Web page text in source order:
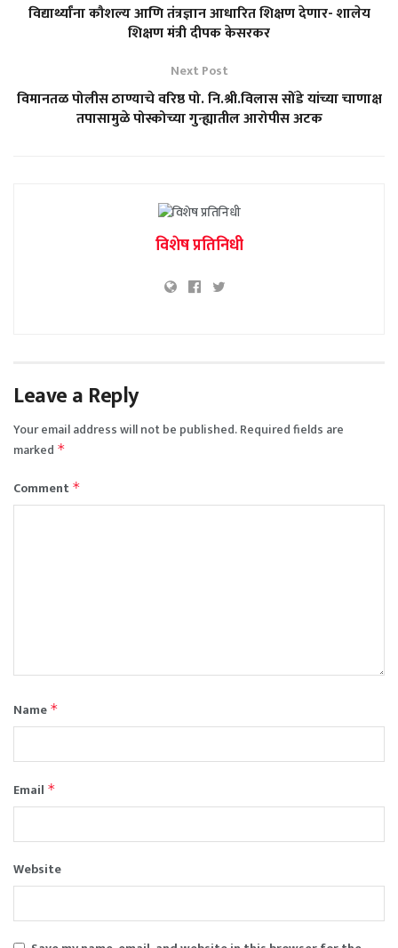
विद्यार्थ्यांना कौशल्य आणि तंत्रज्ञान आधारित शिक्षण देणार- शालेय
शिक्षण मंत्री दीपक केसरकर
Next Post
विमानतळ पोलीस ठाण्याचे वरिष्ठ पो. नि.श्री.विलास सोंडे यांच्या चाणाक्ष
तपासामुळे पोस्कोच्या गुन्ह्यातील आरोपीस अटक
विशेष प्रतिनिधी
Leave a Reply
Your email address will not be published.Required fields are
marked *
Comment *
Name *
Email *
Website